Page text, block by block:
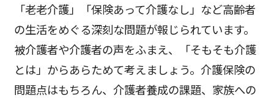
「老老介護」「保険あって介護なし」など高齢者
の生活をめぐる深刻な問題が報じられています。
被介護者や介護者の声をふまえ、「そもそも介護
とは」からあらためて考えましょう。介護保険の
問題点はもちろん、介護者養成の課題、家族への